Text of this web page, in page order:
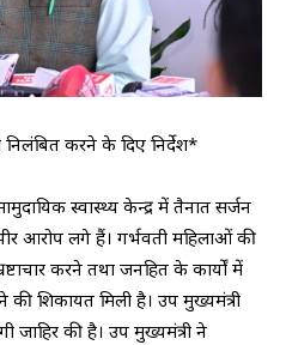
निलंबित करने के दिए निर्देश*
स्वास्थ्य केन्द्र में तैनात सर्जन
आरोप लगे हैं। गर्भवती महिलाओं की
करने तथा जनहित के कार्यों में
की शिकायत मिली है। उप मुख्यमंत्री
जाहिर की है। उप मुख्यमंत्री ने